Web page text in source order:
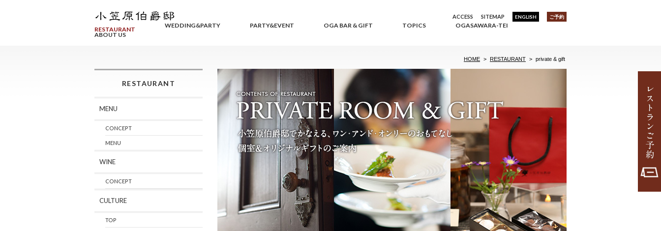
ACCESS SITEMAP ENGLISH ご予約
RESTAURANT
WEDDING&PARTY PARTY&EVENT OGA BAR & GIFT TOPICS
OGASAWARA-TEI
ABOUT US
HOME > RESTAURANT > private & gift
RESTAURANT
MENU
CONCEPT
MENU
WINE
CONCEPT
CULTURE
TOP